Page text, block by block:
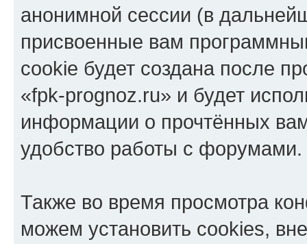
анонимной сессии (в
присвоенные вам
cookie будет создана после
«fpk-prognoz.ru» и будет
информации о прочтённых
удобство работы с форумами.
Также во время просмотра
можем установить cookies,